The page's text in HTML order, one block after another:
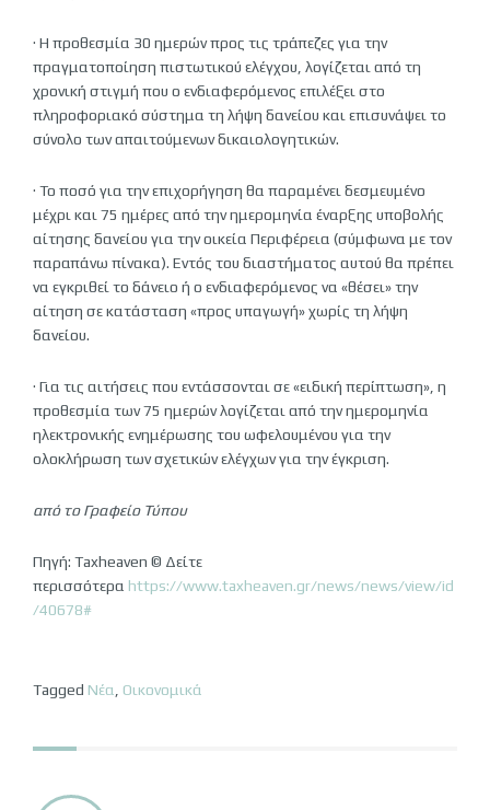
· Η προθεσμία 30 ημερών προς τις τράπεζες για την
πραγματοποίηση πιστωτικού ελέγχου, λογίζεται από τη
χρονική στιγμή που ο ενδιαφερόμενος επιλέξει στο
πληροφοριακό σύστημα τη λήψη δανείου και επισυνάψει το
σύνολο των απαιτούμενων δικαιολογητικών.
· Το ποσό για την επιχορήγηση θα παραμένει δεσμευμένο
μέχρι και 75 ημέρες από την ημερομηνία έναρξης υποβολής
αίτησης δανείου για την οικεία Περιφέρεια (σύμφωνα με τον
παραπάνω πίνακα). Εντός του διαστήματος αυτού θα πρέπει
να εγκριθεί το δάνειο ή ο ενδιαφερόμενος να «θέσει» την
αίτηση σε κατάσταση «προς υπαγωγή» χωρίς τη λήψη
δανείου.
· Για τις αιτήσεις που εντάσσονται σε «ειδική περίπτωση», η
προθεσμία των 75 ημερών λογίζεται από την ημερομηνία
ηλεκτρονικής ενημέρωσης του ωφελουμένου για την
ολοκλήρωση των σχετικών ελέγχων για την έγκριση.
από το Γραφείο Τύπου
Πηγή: Taxheaven © Δείτε
περισσότερα https://www.taxheaven.gr/news/news/view/id
/40678#
Tagged Νέα Οικονομικά